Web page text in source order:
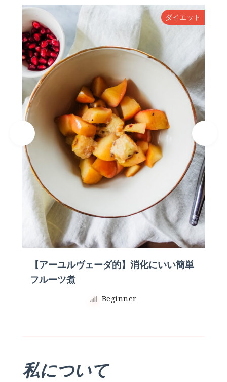
ダイエット
【アーユルヴェーダ的】消化にいい簡単
フルーツ煮
Beginner
私について